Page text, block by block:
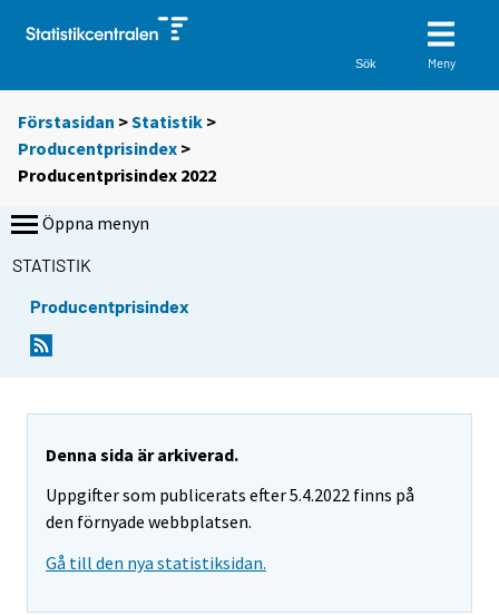
Sök Meny
Förstasidan >Statistik >
Producentprisindex >
Producentprisindex 2022
Öppna menyn
STATISTIK
Producentprisindex
Denna sida är arkiverad.
Uppgifter som publicerats efter 5.4.2022 finns på
den förnyade webbplatsen.
Gå till den nya statistiksidan.